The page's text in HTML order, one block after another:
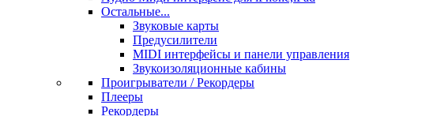
Остальные...
Звуковые карты
Предусилители
MIDI интерфейсы и панели управления
Звукоизоляционные кабины
Проигрыватели / Рекордеры
Плееры
Рекордеры